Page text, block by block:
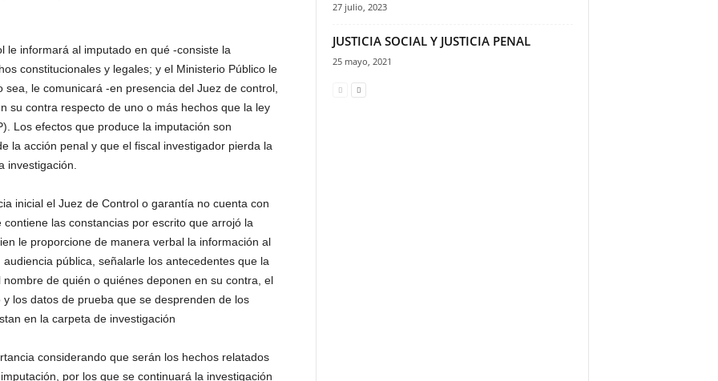
le informará al imputado en qué -consiste la
constitucionales y legales; y el Ministerio Público le
le comunicará -en presencia del Juez de control,
su contra respecto de uno o más hechos que la ley
Los efectos que produce la imputación son
la acción penal y que el fiscal investigador pierda la
investigación.
inicial el Juez de Control o garantía no cuenta con
las constancias por escrito que arrojó la
le proporcione de manera verbal la información al
pública, señalarle los antecedentes que la
de quién o quiénes deponen en su contra, el
los datos de prueba que se desprenden de los
en la carpeta de investigación
considerando que serán los hechos relatados
por los que se continuará la investigación
27 julio, 2023
JUSTICIA SOCIAL Y JUSTICIA PENAL
25 mayo, 2021